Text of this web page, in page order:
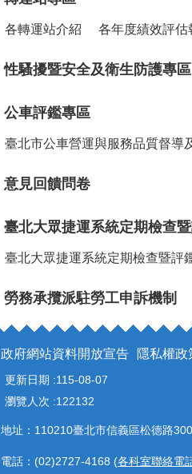
各轉運站介紹 各年度績效評估
性騷擾暨安全及衛生防護專區
公車評鑑專區
臺北市公車營運與服務品質督導
意見回饋問卷
臺北大眾捷運系統定期檢查
臺北大眾捷運系統定期檢查暨評
勞務承攬派駐勞工申訴機制
政府網站資料開放宣告 隱私權政
更新日期
115-08-07
瀏覽人次
122132
地址：110210臺北市信義區松德路
電話：(02)2727-4168 (各科室聯絡電